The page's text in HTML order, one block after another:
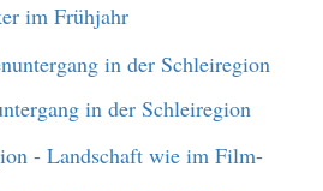
im Frühjahr
in der Schleiregion